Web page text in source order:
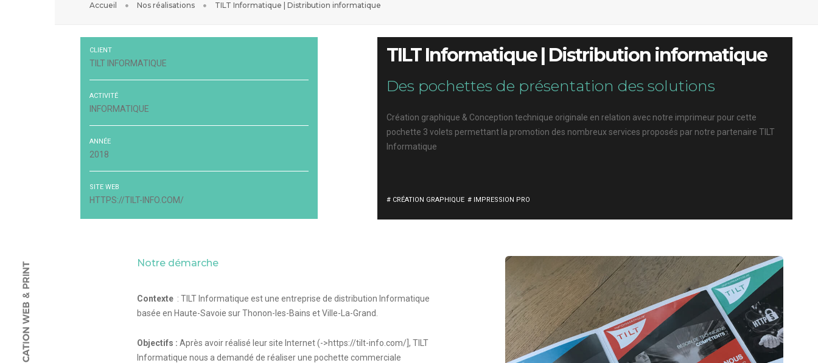
Accueil Nos réalisations TILT Informatique | Distribution informatique
CLIENT
TILT INFORMATIQUE
ACTIVITÉ
INFORMATIQUE
ANNÉE
2018
SITE WEB
HTTPS://TILT-INFO.COM/
TILT Informatique | Distribution informatique
Des pochettes de présentation des solutions
Création graphique & Conception technique originale en relation avec notre imprimeur pour cette
pochette 3 volets permettant la promotion des nombreux services proposés par notre partenaire TILT
Informatique
# CRÉATION GRAPHIQUE # IMPRESSION PRO
Notre démarche
Contexte : TILT Informatique est une entreprise de distribution Informatique
basée en Haute-Savoie sur Thonon-les-Bains et Ville-La-Grand.
Objectifs :Après avoir réalisé leur site Internet (->https://tilt-info.com/ ], TILT
Informatique nous a demandé de réaliser une pochette commerciale